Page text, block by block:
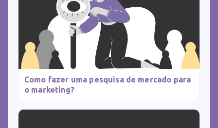
Como fazer uma pesquisa de mercado para
o marketing?